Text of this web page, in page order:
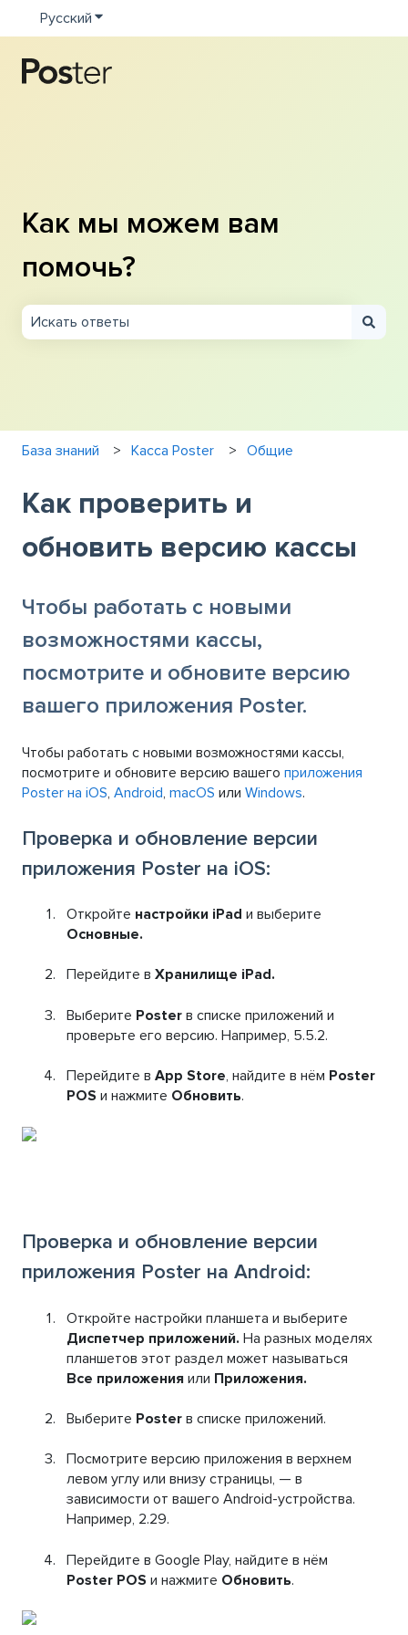
Русский Показать подменю для переводов
Как мы можем вам
помочь?
База знаний Касса Poster Общие
Как проверить и
обновить версию кассы
Чтобы работать с новыми
возможностями кассы,
посмотрите и обновите версию
вашего приложения Poster.
Чтобы работать с новыми возможностями кассы,
посмотрите и обновите версию вашего приложения
Poster на iOS, Android, macOS или Windows.
Проверка и обновление версии
приложения Poster на iOS:
Откройте настройки iPad и выберите
Основные.
Перейдите в Хранилище iPad.
Выберите Poster в списке приложений и
проверьте его версию. Например, 5.5.2.
Перейдите в App Store, найдите в нём Poster
POS и нажмите Обновить.
Проверка и обновление версии
приложения Poster на Android:
Откройте настройки планшета и выберите
Диспетчер приложений. На разных моделях
планшетов этот раздел может называться
Все приложения или Приложения.
Выберите Poster в списке приложений.
Посмотрите версию приложения в верхнем
левом углу или внизу страницы, — в
зависимости от вашего Android-устройства.
Например, 2.29.
Перейдите в Google Play, найдите в нём
Poster POS и нажмите Обновить.